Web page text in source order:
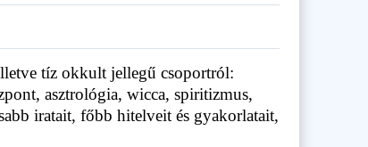
tíz okkult jellegű csoportról:
asztrológia, wicca, spiritizmus,
iratait, főbb hitelveit és gyakorlatait,